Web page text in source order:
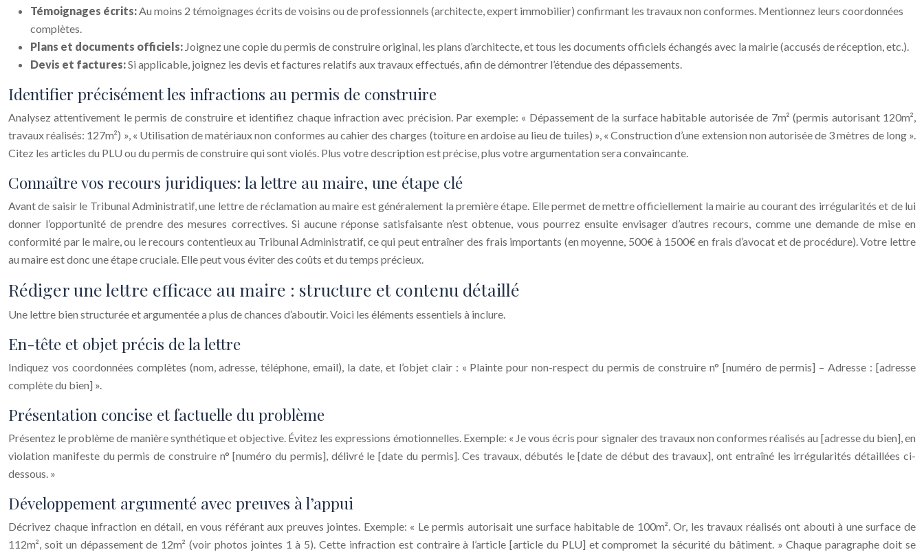
Témoignages écrits:Au moins 2 témoignages écrits de voisins ou de professionnels (architecte, expert immobilier) confirmant les travaux non conformes. Mentionnez leurs coordonnées
complètes.
Plans et documents officiels: Joignez une copie du permis de construire original, les plans d’architecte, et tous les documents officiels échangés avec la mairie (accusés de réception, etc.).
Devis et factures:Si applicable, joignez les devis et factures relatifs aux travaux effectués, afin de démontrer l’étendue des dépassements.
Identifier précisément les infractions au permis de construire
Analysez attentivement le permis de construire et identifiez chaque infraction avec précision. Par exemple: « Dépassement de la surface habitable autorisée de 7m² (permis autorisant 120m²,
travaux réalisés: 127m²) », « Utilisation de matériaux non conformes au cahier des charges (toiture en ardoise au lieu de tuiles) », « Construction d’une extension non autorisée de 3 mètres de long ».
Citez les articles du PLU ou du permis de construire qui sont violés. Plus votre description est précise, plus votre argumentation sera convaincante.
Connaître vos recours juridiques: la lettre au maire, une étape clé
Avant de saisir le Tribunal Administratif, une lettre de réclamation au maire est généralement la première étape. Elle permet de mettre officiellement la mairie au courant des irrégularités et de lui
donner l’opportunité de prendre des mesures correctives. Si aucune réponse satisfaisante n’est obtenue, vous pourrez ensuite envisager d’autres recours, comme une demande de mise en
conformité par le maire, ou le recours contentieux au Tribunal Administratif, ce qui peut entraîner des frais importants (en moyenne, 500€ à 1500€ en frais d’avocat et de procédure). Votre lettre
au maire est donc une étape cruciale. Elle peut vous éviter des coûts et du temps précieux.
Rédiger une lettre efficace au maire : structure et contenu détaillé
Une lettre bien structurée et argumentée a plus de chances d’aboutir. Voici les éléments essentiels à inclure.
En-tête et objet précis de la lettre
Indiquez vos coordonnées complètes (nom, adresse, téléphone, email), la date, et l’objet clair : « Plainte pour non-respect du permis de construire n° [numéro de permis] – Adresse : [adresse
complète du bien] ».
Présentation concise et factuelle du problème
Présentez le problème de manière synthétique et objective. Évitez les expressions émotionnelles. Exemple: « Je vous écris pour signaler des travaux non conformes réalisés au [adresse du bien], en
violation manifeste du permis de construire n° [numéro du permis], délivré le [date du permis]. Ces travaux, débutés le [date de début des travaux], ont entraîné les irrégularités détaillées ci-
dessous. »
Développement argumenté avec preuves à l’appui
Décrivez chaque infraction en détail, en vous référant aux preuves jointes. Exemple: « Le permis autorisait une surface habitable de 100m². Or, les travaux réalisés ont abouti à une surface de
112m², soit un dépassement de 12m² (voir photos jointes 1 à 5). Cette infraction est contraire à l’article [article du PLU] et compromet la sécurité du bâtiment. » Chaque paragraphe doit se